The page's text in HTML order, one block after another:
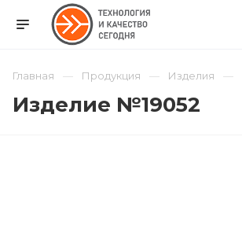
Главная Продукция Изделия
Изделие №19052